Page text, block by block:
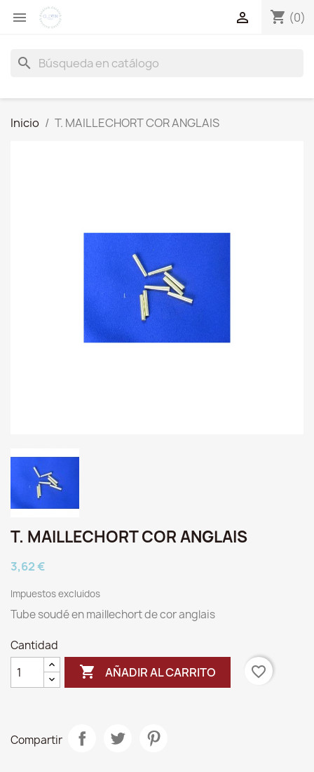
 shopping_cart (0)

search
Inicio T. MAILLECHORT COR ANGLAIS
T. MAILLECHORT COR ANGLAIS
3,62 €
Impuestos excluidos
Tube soudé en maillechort de cor anglais
Cantidad
 AÑADIR AL CARRITO favorite_border
Compartir